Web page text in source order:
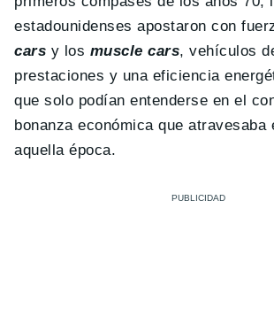
estadounidenses apostaron con
cars y los muscle cars, vehículos
prestaciones y una eficiencia
que solo podían entenderse en el
bonanza económica que atravesaba
aquella época.